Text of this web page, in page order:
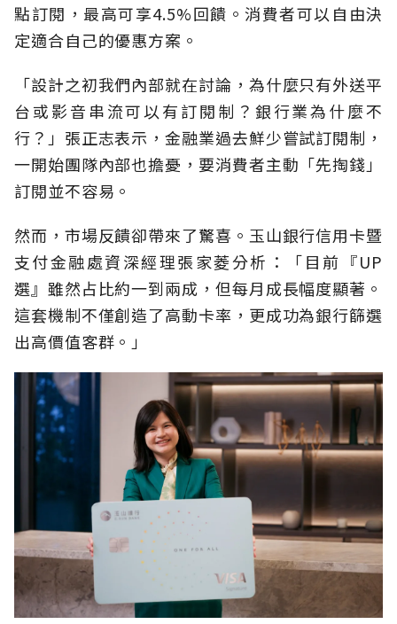
點訂閱，最高可享4.5%回饋。消費者可以自由決
定適合自己的優惠方案。
「設計之初我們內部就在討論，為什麼只有外送平
台或影音串流可以有訂閱制？銀行業為什麼不
行？」張正志表示，金融業過去鮮少嘗試訂閱制，
一開始團隊內部也擔憂，要消費者主動「先掏錢」
訂閱並不容易。
然而，市場反饋卻帶來了驚喜。玉山銀行信用卡暨
支付金融處資深經理張家菱分析：「目前『UP
選』雖然占比約一到兩成，但每月成長幅度顯著。
這套機制不僅創造了高動卡率，更成功為銀行篩選
出高價值客群。」